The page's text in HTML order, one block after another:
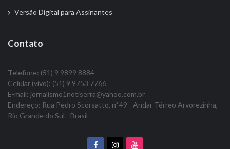
Versão Digital para Assinantes
Contato
Telefone: (51) 9 9899 8884
Celular (vivo): (51) 9 9753 7766
E-mail: jornalismo1notiserra@yahoo.com.br
Endereço: Rua Pedro Scorsatto, nº 49 - Andar Térreo Arvorezinha,
Rio Grande do Sul - Brasil